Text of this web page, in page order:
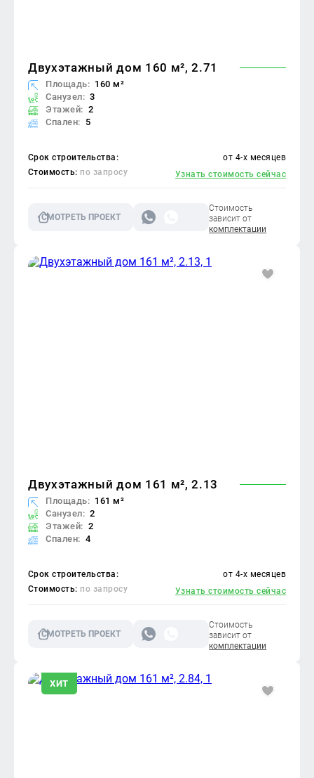
Двухэтажный дом 160 м², 2.71
Площадь: 160 м²
Санузел: 3
Этажей: 2
Спален: 5
Срок строительства:
от 4-х месяцев
Стоимость: по запросу Узнать стоимость сейчас
СМОТРЕТЬ ПРОЕКТ
Стоимость
зависит от
комплектации
Двухэтажный дом 161 м², 2.13
Площадь: 161 м²
Санузел: 2
Этажей: 2
Спален: 4
Срок строительства:
от 4-х месяцев
Стоимость: по запросу Узнать стоимость сейчас
СМОТРЕТЬ ПРОЕКТ
Стоимость
зависит от
комплектации
ХИТ